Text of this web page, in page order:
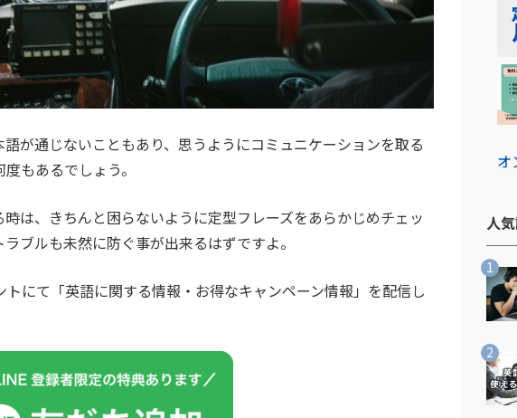
が通じないこともあり、思うようにコミュニケーションを取る
もあるでしょう。
は、きちんと困らないように定型フレーズをあらかじめチェッ
ブルも未然に防ぐ事が出来るはずですよ。
にて「英語に関する情報・お得なキャンペーン情報」を配信し
オ
人